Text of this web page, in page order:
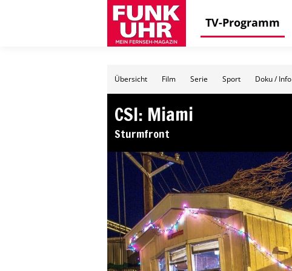
TV-Programm
Übersicht Film Serie Sport Doku / Info
CSI: Miami
Sturmfront